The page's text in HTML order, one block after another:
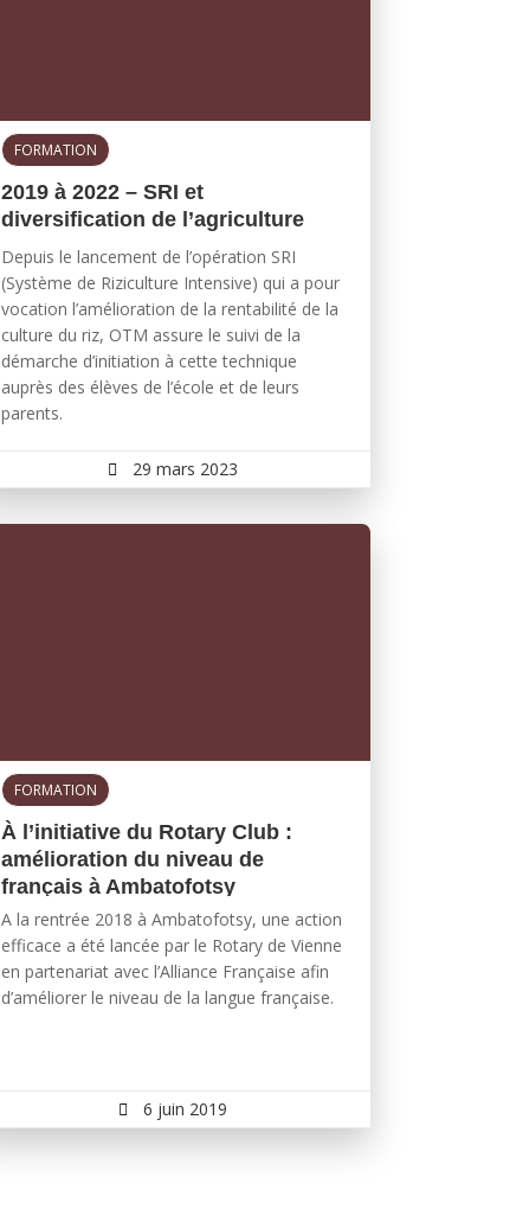
FORMATION
2019 à 2022 – SRI et
diversification de l’agriculture
29 mars 2023
Depuis le lancement de l’opération SRI
(Système de Riziculture Intensive) qui a pour
vocation l’amélioration de la rentabilité de la
culture du riz, OTM assure le suivi de la
démarche d’initiation à cette technique
auprès des élèves de l’école et de leurs
parents.
FORMATION
À l’initiative du Rotary Club :
amélioration du niveau de
français à Ambatofotsy
6 juin 2019
A la rentrée 2018 à Ambatofotsy, une action
efficace a été lancée par le Rotary de Vienne
en partenariat avec l’Alliance Française afin
d’améliorer le niveau de la langue française.